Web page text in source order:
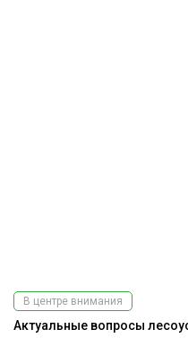
В центре внимания
Актуальные вопросы